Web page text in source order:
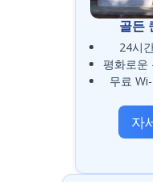
골든
24시
평화로운
무료
자